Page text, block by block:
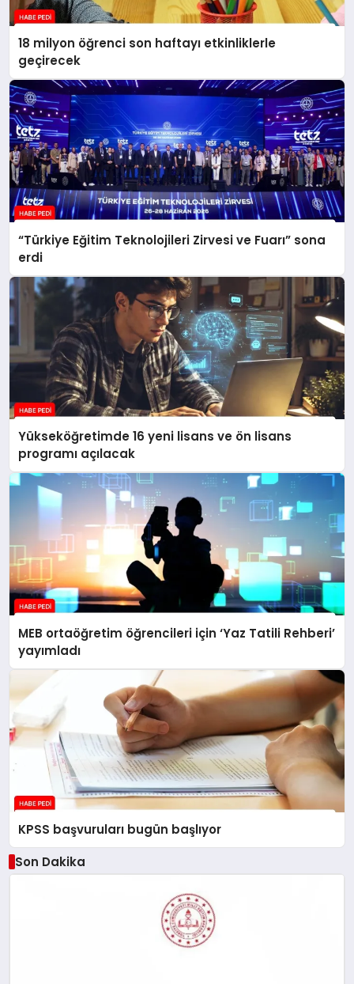
18 milyon öğrenci son haftayı etkinliklerle
geçirecek
“Türkiye Eğitim Teknolojileri Zirvesi ve Fuarı” sona
erdi
Yükseköğretimde 16 yeni lisans ve ön lisans
programı açılacak
MEB ortaöğretim öğrencileri için ‘Yaz Tatili Rehberi’
yayımladı
KPSS başvuruları bugün başlıyor
Son Dakika